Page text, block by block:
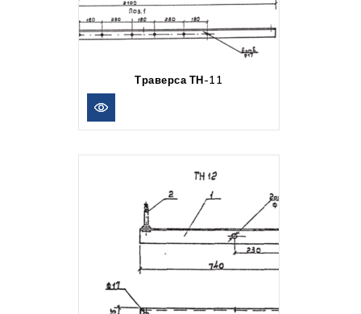
Траверса ТН-11